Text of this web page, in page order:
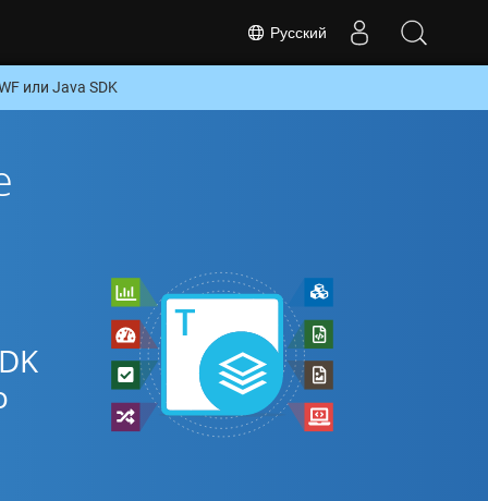
Русский
или Java SDK